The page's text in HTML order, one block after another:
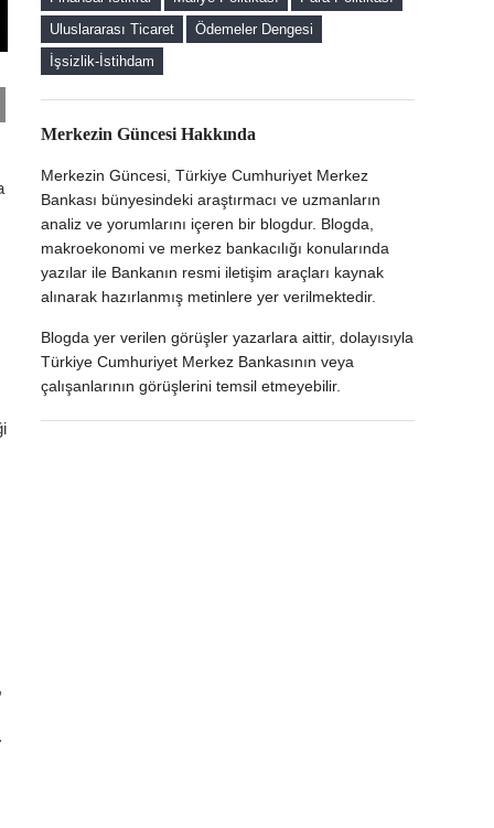
Döviz Alım Davranışları
Merkezin Güncesi'ne Hoş Geldiniz
Uluslararası Ticaret
Ödemeler Dengesi
İşsizlik-İstihdam
Merkezin Güncesi Hakkında
Merkezin Güncesi, Türkiye Cumhuriyet Merkez
Bankası bünyesindeki araştırmacı ve uzmanların
analiz ve yorumlarını içeren bir blogdur. Blogda,
makroekonomi ve merkez bankacılığı konularında
yazılar ile Bankanın resmi iletişim araçları kaynak
alınarak hazırlanmış metinlere yer verilmektedir.
Blogda yer verilen görüşler yazarlara aittir, dolayısıyla
Türkiye Cumhuriyet Merkez Bankasının veya
çalışanlarının görüşlerini temsil etmeyebilir.